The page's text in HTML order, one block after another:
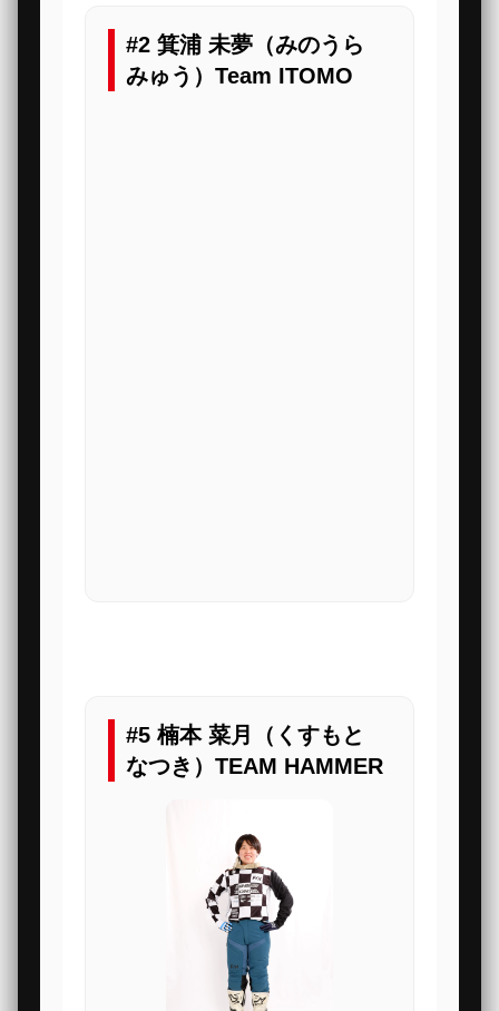
#2 箕浦 未夢（みのうら
みゅう）Team ITOMO
#5 楠本 菜月（くすもと
なつき）TEAM HAMMER